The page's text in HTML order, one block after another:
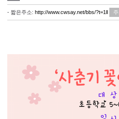
- 짧은주소: http://www.cwsay.net/bbs/?t=1ll